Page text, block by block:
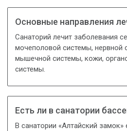
Основные направления
Санаторий лечит заболевания
мочеполовой системы, нервной
мышечной системы, кожи,
системы.
Есть ли в санатории
В санатории «Алтайский